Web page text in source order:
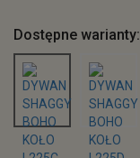
Dostępne warianty: